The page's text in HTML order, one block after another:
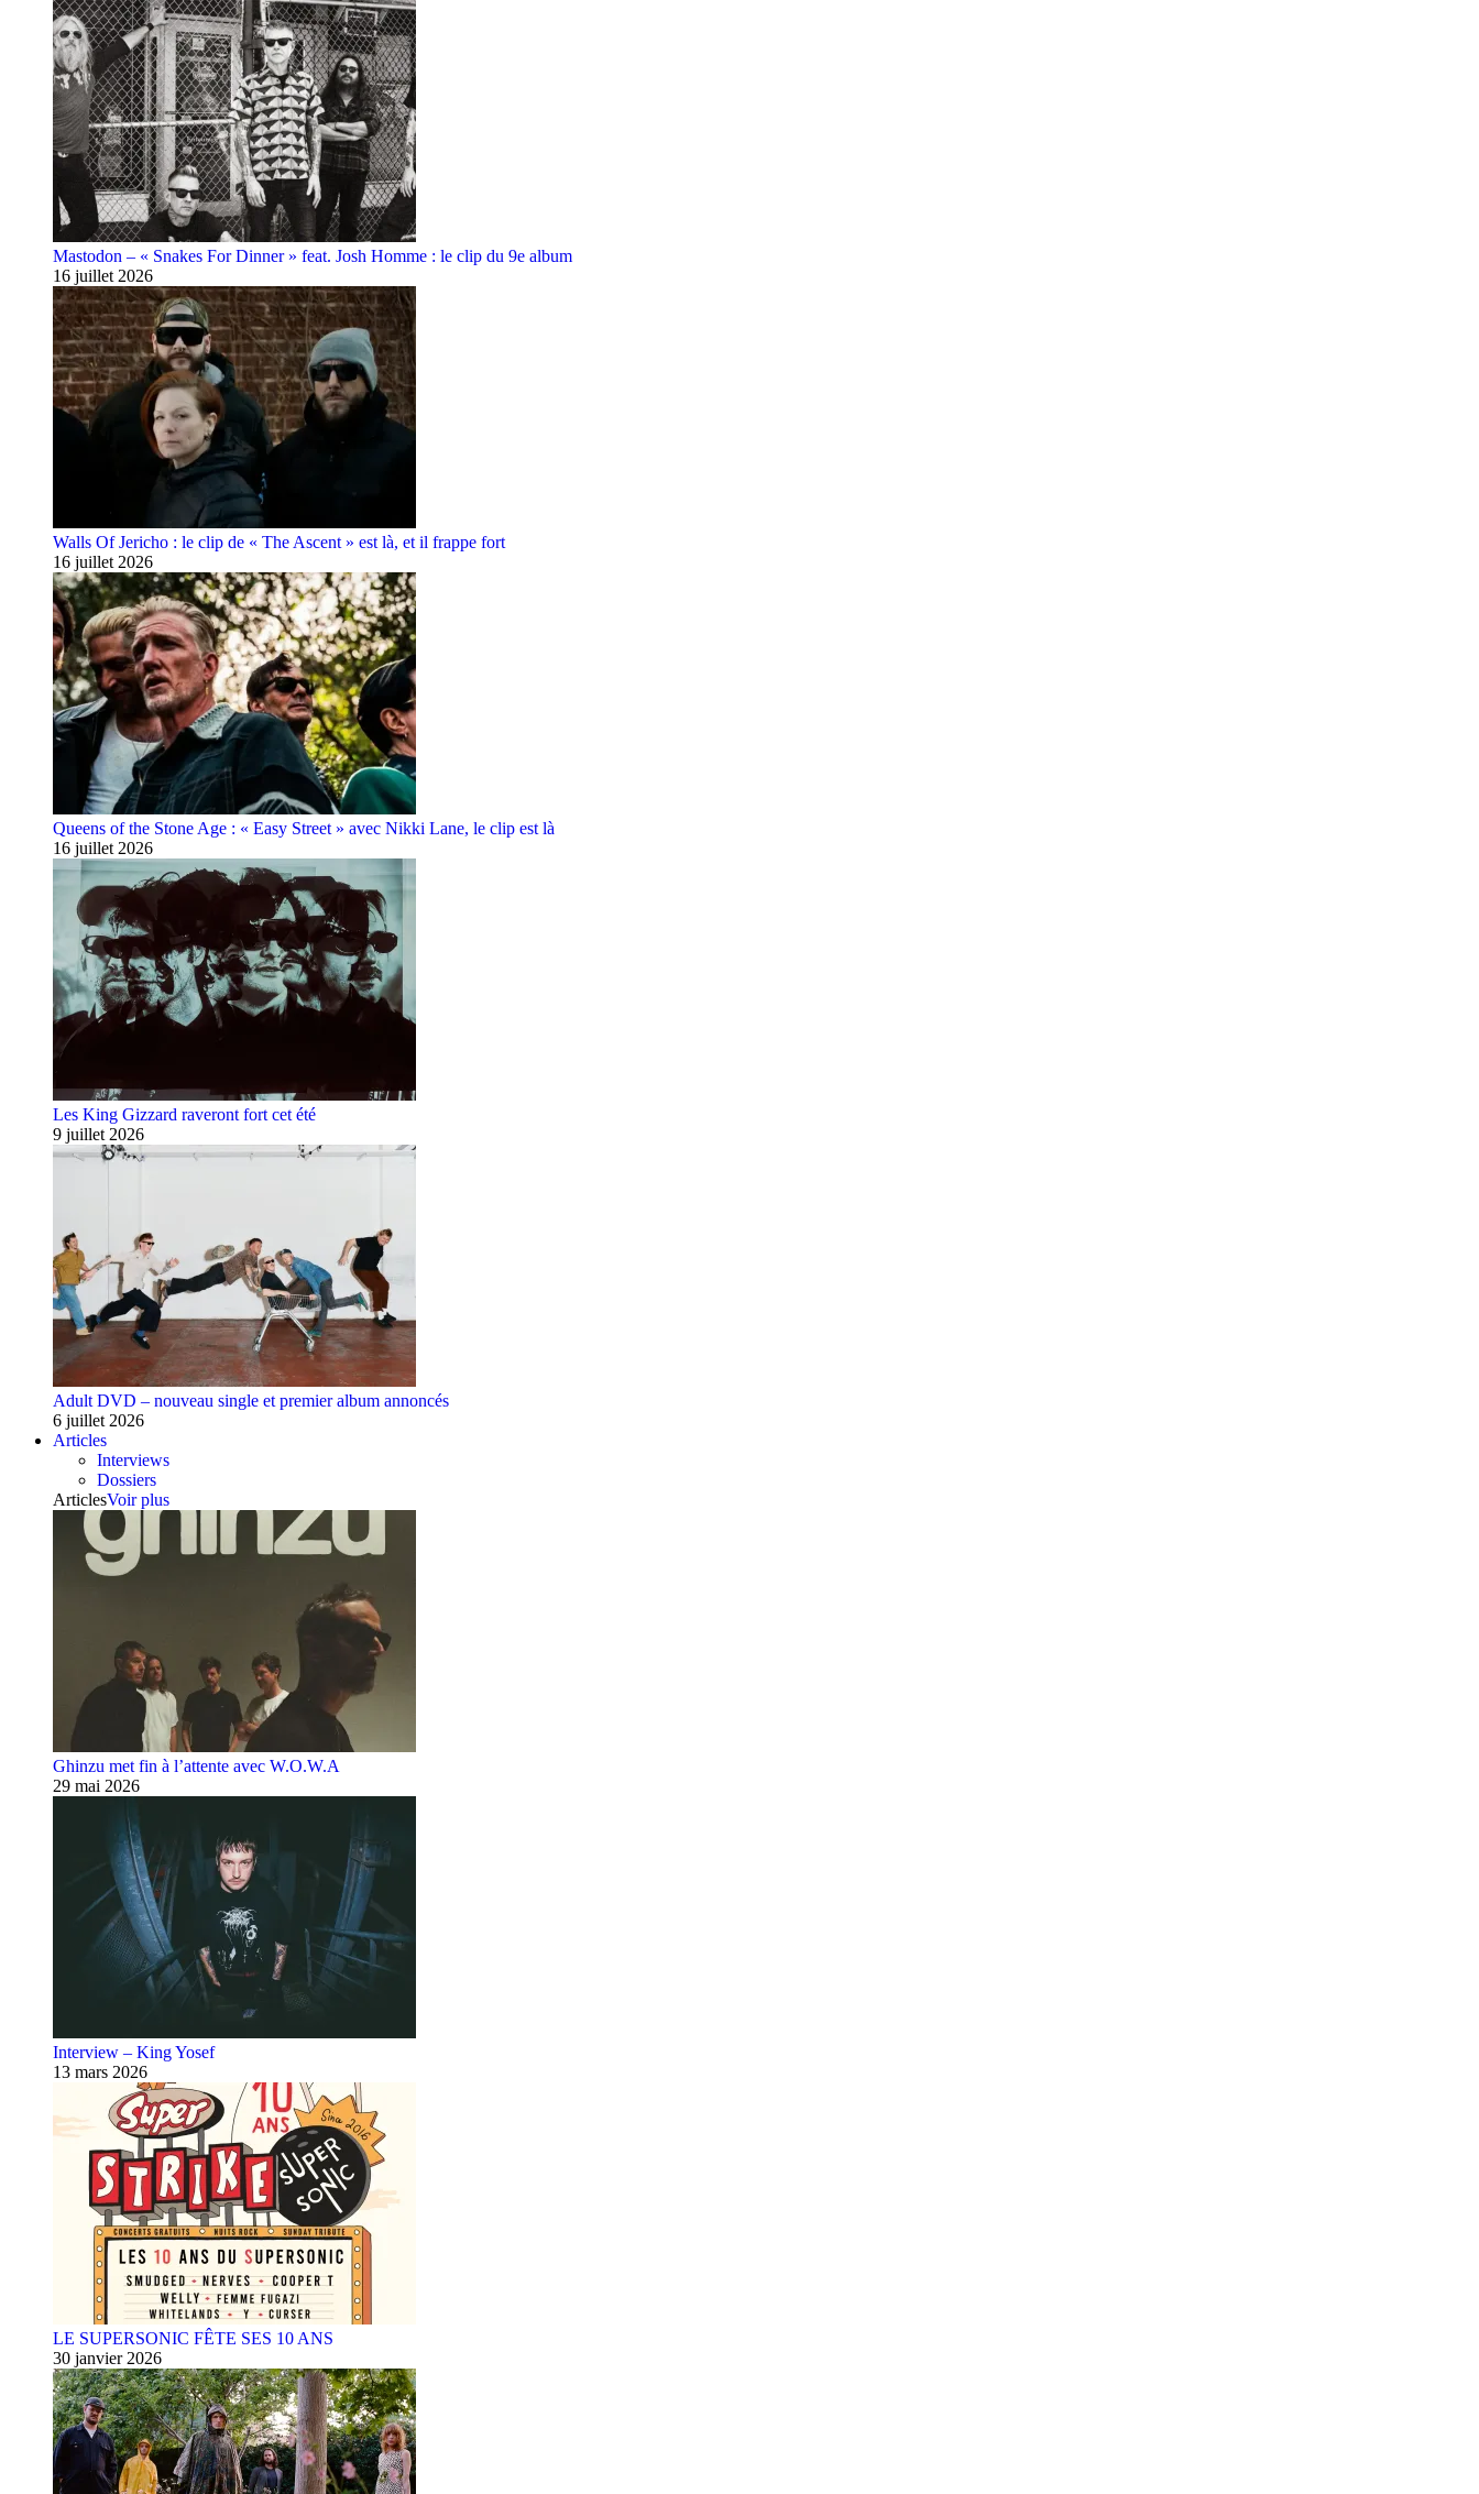
Mastodon – « Snakes For Dinner » feat. Josh Homme : le clip du 9e album
16 juillet 2026
Walls Of Jericho : le clip de « The Ascent » est là, et il frappe fort
16 juillet 2026
Queens of the Stone Age : « Easy Street » avec Nikki Lane, le clip est là
16 juillet 2026
Les King Gizzard raveront fort cet été
9 juillet 2026
Adult DVD – nouveau single et premier album annoncés
6 juillet 2026
Articles
Interviews
Dossiers
ArticlesVoir plus
Ghinzu met fin à l’attente avec W.O.W.A
29 mai 2026
Interview – King Yosef
13 mars 2026
LE SUPERSONIC FÊTE SES 10 ANS
30 janvier 2026